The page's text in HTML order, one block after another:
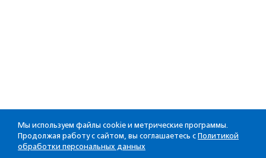
Мы используем файлы cookie и метрические программы.
Продолжая работу с сайтом, вы соглашаетесь с Политикой
обработки персональных данных